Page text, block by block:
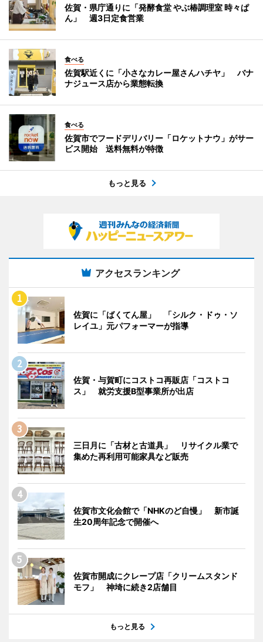
佐賀・県庁通りに「発酵食堂 やぶ椿調理室 時々ぱ
ん」 週3日定食営業
食べる
佐賀駅近くに「小さなカレー屋さんハチヤ」 バナ
ナジュース店から業態転換
食べる
佐賀市でフードデリバリー「ロケットナウ」がサー
ビス開始 送料無料が特徴
もっと見る
アクセスランキング
佐賀に「ばくてん屋」 「シルク・ドゥ・ソ
レイユ」元パフォーマーが指導
佐賀・与賀町にコストコ再販店「コストコ
ス」 就労支援B型事業所が出店
三日月に「古材と古道具」 リサイクル業で
集めた再利用可能家具など販売
佐賀市文化会館で「NHKのど自慢」 新市誕
生20周年記念で開催へ
佐賀市開成にクレープ店「クリームスタンド
モフ」 神埼に続き2店舗目
もっと見る